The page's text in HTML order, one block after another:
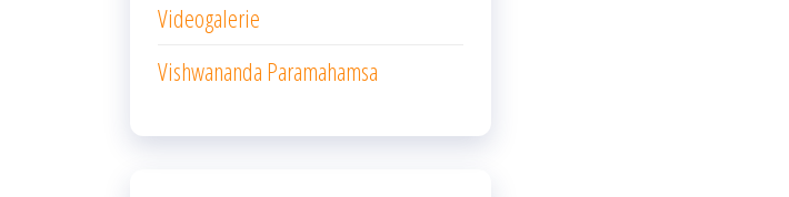
Videogalerie
Vishwananda Paramahamsa